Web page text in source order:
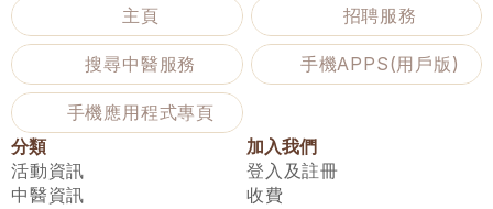
主頁
招聘服務
搜尋中醫服務 手機APPS(用戶版)
手機應用程式專頁
分類
活動資訊
中醫資訊
加入我們
登入及註冊
收費